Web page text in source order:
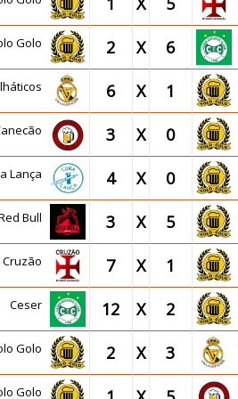
Golo 2 X 6
6 X 1
3 X 0
Lança 4 X 0
Bull 3 X 5
Cruzão 7 X 1
Ceser 12 X 2
Golo 2 X 3
Golo